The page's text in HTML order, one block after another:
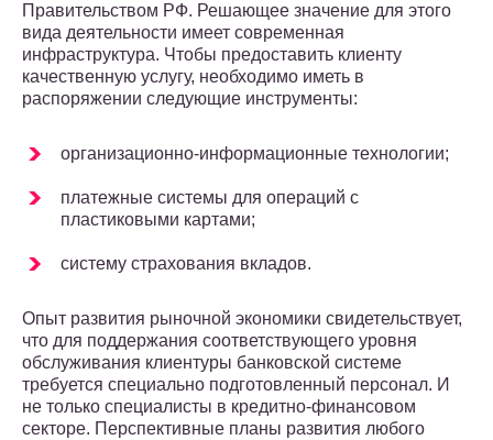
Правительством РФ. Решающее значение для этого
вида деятельности имеет современная
инфраструктура. Чтобы предоставить клиенту
качественную услугу, необходимо иметь в
распоряжении следующие инструменты:
организационно-информационные технологии;
платежные системы для операций с
пластиковыми картами;
систему страхования вкладов.
Опыт развития рыночной экономики свидетельствует,
что для поддержания соответствующего уровня
обслуживания клиентуры банковской системе
требуется специально подготовленный персонал. И
не только специалисты в кредитно-финансовом
секторе. Перспективные планы развития любого